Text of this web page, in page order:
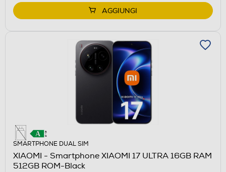
AGGIUNGI
SMARTPHONE DUAL SIM
XIAOMI - Smartphone XIAOMI 17 ULTRA 16GB RAM
512GB ROM-Black